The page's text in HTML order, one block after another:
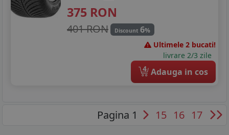
375 RON
401 RON Discount 6%
Ultimele 2 bucati!
livrare 2/3 zile
4 Adauga in cos
Pagina 1 15 16 17